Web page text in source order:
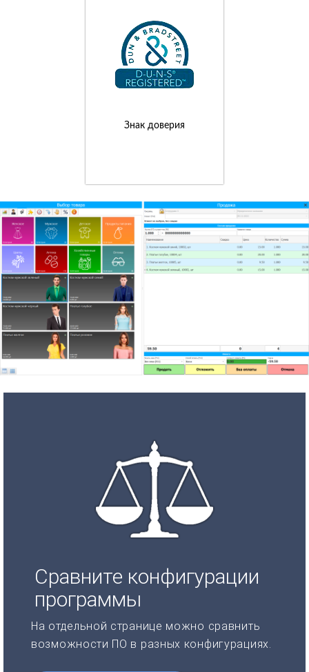
Знак доверия
Сравните конфигурации
программы
На отдельной странице можно сравнить
возможности ПО в разных конфигурациях.